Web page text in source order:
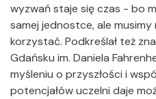
wyzwań staje się czas - bo
samej jednostce, ale
korzystać. Podkreślał też
Gdańsku im. Daniela
myśleniu o przyszłości i
potencjałów uczelni daje